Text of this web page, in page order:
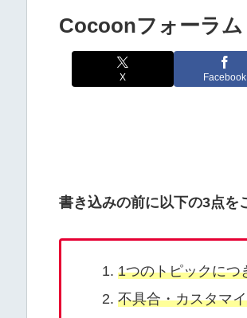
Cocoonフォーラム
X Facebook
書き込みの前に以下の3点を
1つのトピックにつ
不具合・カスタマ